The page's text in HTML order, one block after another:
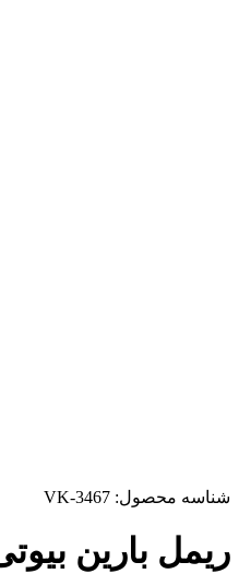
شناسه محصول: VK-3467